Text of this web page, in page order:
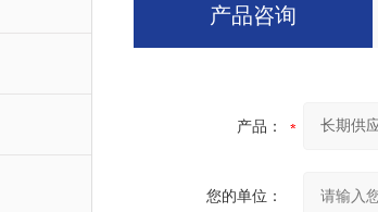
产品咨询
产品：
您的单位：